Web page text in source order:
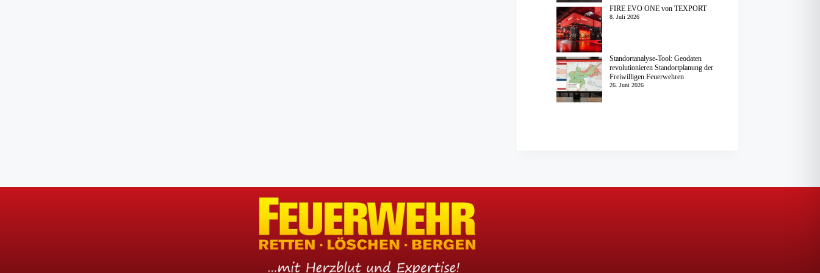
FIRE EVO ONE von TEXPORT
8. Juli 2026
Standortanalyse-Tool: Geodaten
revolutionieren Standortplanung der
Freiwilligen Feuerwehren
26. Juni 2026